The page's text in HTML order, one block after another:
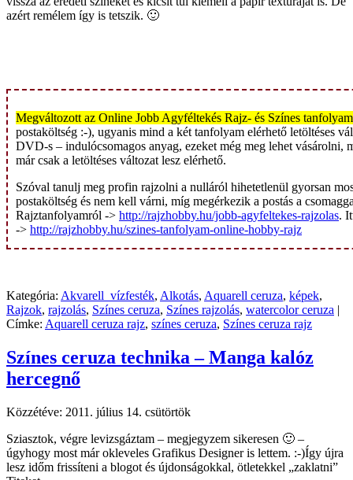
azért remélem így is tetszik. 🙂
Megváltozott az Online Jobb Agyféltekés Rajz- és Színes
postaköltség :-), ugyanis mind a két tanfolyam elérhető letöltéses
DVD-s – indulócsomagos anyag, ezeket még meg lehet vásárolni,
már csak a letöltéses változat lesz elérhető.
Szóval tanulj meg profin rajzolni a nulláról hihetetlenül gyorsan
postaköltség és nem kell várni, míg megérkezik a postás a
Rajztanfolyamról -> http://rajzhobby.hu/jobb-agyfeltekes-rajzolas.
-> http://rajzhobby.hu/szines-tanfolyam-online-hobby-rajz
Kategória: Akvarell_vízfesték, Alkotás, Aquarell ceruza, képek,
Rajzok, rajzolás, Színes ceruza, Színes rajzolás, watercolor ceruza |
Címke: Aquarell ceruza rajz, színes ceruza, Színes ceruza rajz
Színes ceruza technika – Manga kalóz
hercegnő
Közzétéve: 2011. július 14. csütörtök
Sziasztok, végre levizsgáztam – megjegyzem sikeresen 🙂 –
úgyhogy most már okleveles Grafikus Designer is lettem. :-)Így újra
lesz időm frissíteni a blogot és újdonságokkal, ötletekkel „zaklatni”